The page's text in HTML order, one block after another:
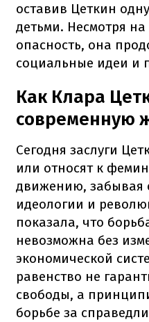
оставив Цеткин
детьми. Несмотря
опасность, она
социальные идеи и
Как Клара
современную
Сегодня заслуги
или относят к
движению, забывая
идеологии и
показала, что
невозможна без
экономической
равенство не
свободы, а
борьбе за